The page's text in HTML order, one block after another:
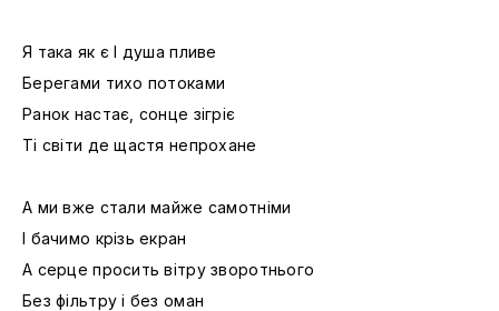
Я така як є І душа пливе
Берегами тихо потоками
Ранок настає, сонце зігріє
Ті світи де щастя непрохане
А ми вже стали майже самотніми
І бачимо крізь екран
А серце просить вітру зворотнього
Без фільтру і без оман